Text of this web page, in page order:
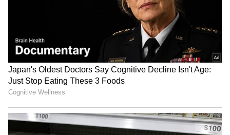
ಗೊತ್ತಾ ಈ ರಹಸ್ಯ?
"ರಾಜಕೀಯ ಬೇಡ, ಸಿನಿಮಾನೇ ಪ್ರಾಣ":
ಕನಕೋತ್ಸವದಲ್ಲಿ ರಿಷಬ್ ಶೆಟ್ಟಿ | Rishab
Shetty speech | Suvarna News
ಟ್ರಂಪ್ ಐತಿಹಾಸಿಕ ಒಪ್ಪಂದ | India US
Trade Deal | Party Rounds